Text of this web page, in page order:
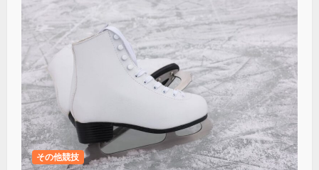
その他競技